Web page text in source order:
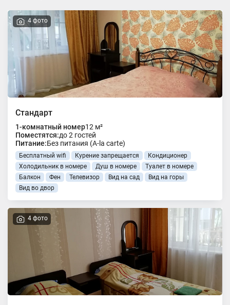
4 фото
Стандарт
1-комнатный номер12 м²
Поместятся:до 2 гостей
Питание:Без питания (A-la carte)
Бесплатный wifi Курение запрещается
Кондиционер
Холодильник в номере
Душ в номере
Туалет в номере
Балкон
Фен Телевизор Вид на сад
Вид на горы
Вид во двор
4 фото